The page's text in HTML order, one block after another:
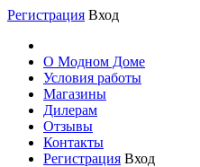
Регистрация Вход
О Модном Доме
Условия работы
Магазины
Дилерам
Отзывы
Контакты
Регистрация Вход